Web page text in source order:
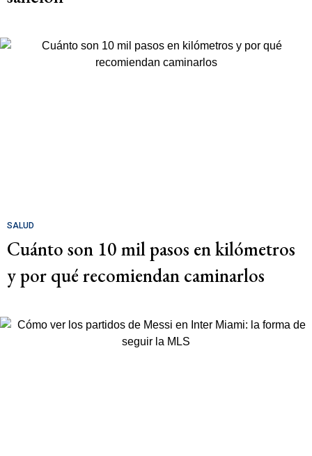
SALUD
Cuánto son 10 mil pasos en kilómetros
y por qué recomiendan caminarlos